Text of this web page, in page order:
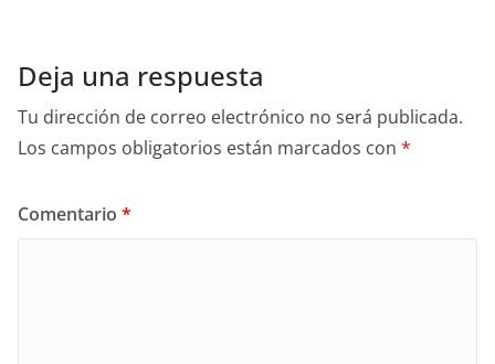
Deja una respuesta
Tu dirección de correo electrónico no será publicada.
Los campos obligatorios están marcados con *
Comentario *